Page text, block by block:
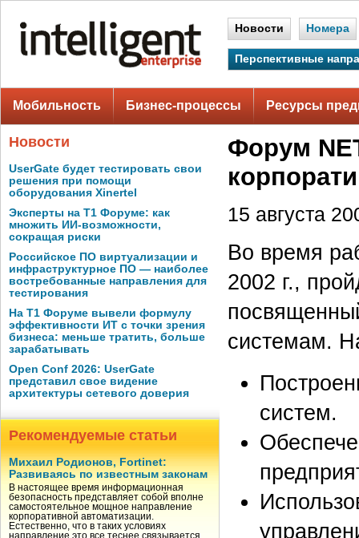
Новости Номера
Перспективные
Мобильность Бизнес-процессы Ресурсы
Новости
UserGate будет тестировать свои
решения при помощи
оборудования Xinertel
Эксперты на Т1 Форуме: как
множить ИИ-возможности,
сокращая риски
Российское ПО виртуализации и
инфраструктурное ПО — наиболее
востребованные направления для
тестирования
На Т1 Форуме вывели формулу
эффективности ИТ с точки зрения
бизнеса: меньше тратить, больше
зарабатывать
Open Conf 2026: UserGate
представил свое видение
архитектуры сетевого доверия
Рекомендуемые статьи
Михаил Родионов, Fortinet:
Развиваясь по известным законам
В настоящее время информационная
безопасность представляет собой вполне
самостоятельное мощное направление
корпоративной автоматизации.
Естественно, что в таких условиях
направление это все теснее связывается
Форум
15 августа
Во время
2002 г.,
системам.
систем.